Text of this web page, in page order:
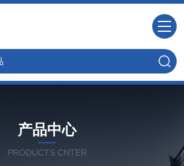
产品中心
PRODUCTS CNTER